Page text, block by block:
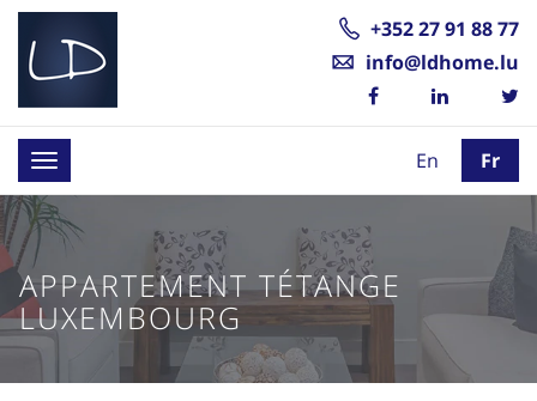
+352 27 91 88 77
info@ldhome.lu
Toggle
navigation
En Fr
APPARTEMENT TÉTANGE
LUXEMBOURG